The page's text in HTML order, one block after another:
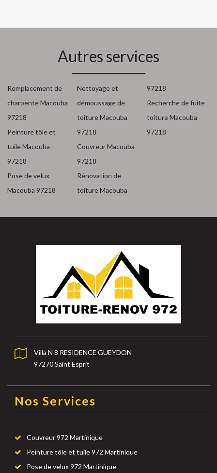
Autres services
Remplacement de
charpente Macouba
97218
Peinture tôle et
tuile Macouba
97218
Pose de velux
Macouba 97218
Nettoyage et
démoussage de
toiture Macouba
97218
Couvreur Macouba
97218
Rénovation de
toiture Macouba
97218
Recherche de fuite
toiture Macouba
97218
Villa N 8 RESIDENCE GUEYDON
97270 Saint Esprit
Nos Services
Couvreur 972 Martinique
Peinture tôle et tuile 972 Martinique
Pose de velux 972 Martinique